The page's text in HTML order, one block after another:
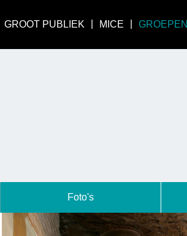
GROOT PUBLIEK MICE GROEPEN
Foto's